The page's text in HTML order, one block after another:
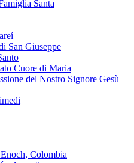
Santa
San Giuseppe
Cuore di Maria
del Nostro Signore Gesù
Colombia